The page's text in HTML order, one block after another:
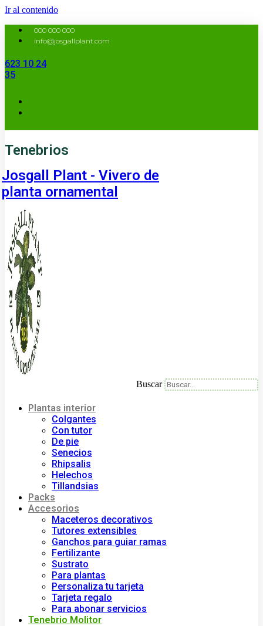
Ir al contenido
000 000 000
info@josgallplant.com
623 10 24
35
Tenebrios
Josgall Plant - Vivero de
planta ornamental
Buscar
Plantas interior
Colgantes
Con tutor
De pie
Senecios
Rhipsalis
Helechos
Tillandsias
Packs
Accesorios
Maceteros decorativos
Tutores extensibles
Ganchos para guiar ramas
Fertilizante
Sustrato
Para plantas
Personaliza tu tarjeta
Tarjeta regalo
Para abonar servicios
Tenebrio Molitor